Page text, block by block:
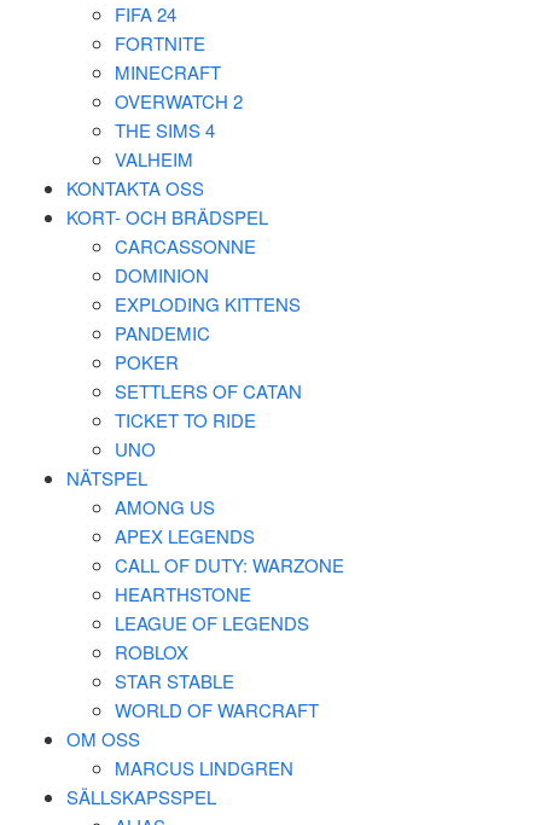
FIFA 24
FORTNITE
MINECRAFT
OVERWATCH 2
THE SIMS 4
VALHEIM
KONTAKTA OSS
KORT- OCH BRÄDSPEL
CARCASSONNE
DOMINION
EXPLODING KITTENS
PANDEMIC
POKER
SETTLERS OF CATAN
TICKET TO RIDE
UNO
NÄTSPEL
AMONG US
APEX LEGENDS
CALL OF DUTY: WARZONE
HEARTHSTONE
LEAGUE OF LEGENDS
ROBLOX
STAR STABLE
WORLD OF WARCRAFT
OM OSS
MARCUS LINDGREN
SÄLLSKAPSSPEL